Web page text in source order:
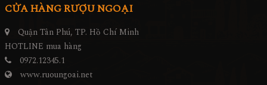
CỬA HÀNG RƯỢU NGOẠI
Quận Tân Phú, TP. Hồ Chí Minh
HOTLINE mua hàng
0972.12345.1
www.ruoungoai.net